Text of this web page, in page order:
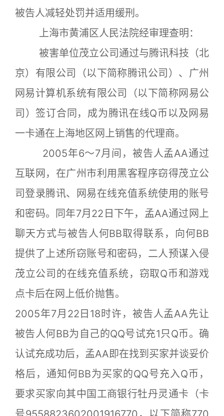
被告人减轻处罚并适用缓刑。
上海市黄浦区人民法院经审理查明：
被害单位茂立公司通过与腾讯科技（北
京）有限公司（以下简称腾讯公司）、广州
网易计算机系统有限公司（以下简称网易公
司）签订合同，成为腾讯在线Q币以及网易
一卡通在上海地区网上销售的代理商。
2005年6～7月间，被告人孟AA通过
互联网，在广州市利用黑客程序窃得茂立公
司登录腾讯、网易在线充值系统使用的账号
和密码。同年7月22日下午，孟AA通过网上
聊天方式与被告人何BB取得联系，向何BB
提供了上述所窃账号和密码，二人预谋入侵
茂立公司的在线充值系统，窃取Q币和游戏
点卡后在网上低价抛售。
2005年7月22日18时许，被告人孟AA先让
被告人何BB为自己的QQ号试充1只Q币。确
认试充成功后，孟AA即在找到买家并谈妥价
格后，通知何BB为买家的QQ号充入Q币，
要求买家向其中国工商银行牡丹灵通卡（卡